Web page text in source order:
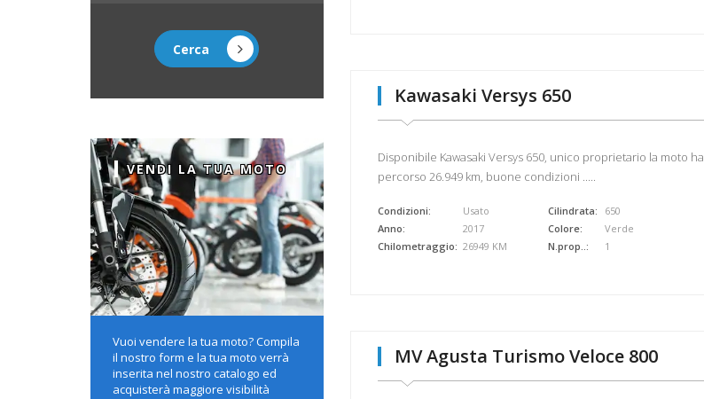
Cerca
VENDI LA TUA MOTO
Vuoi vendere la tua moto? Compila
il nostro form e la tua moto verrà
inserita nel nostro catalogo ed
acquisterà maggiore visibilità
Kawasaki Versys 650
Disponibile Kawasaki Versys 650, unico proprietario la moto ha
percorso 26.949 km, buone condizioni .....
Condizioni:
Anno:
Chilometraggio:
Usato
2017
26949 KM
Cilindrata:
Colore:
N.prop..:
650
Verde
1
MV Agusta Turismo Veloce 800